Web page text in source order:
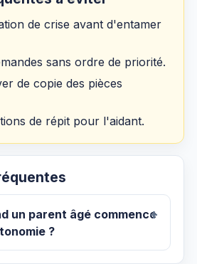
de crise avant d'entamer
sans ordre de priorité.
de copie des pièces
de répit pour l'aidant.
un parent âgé commence
?